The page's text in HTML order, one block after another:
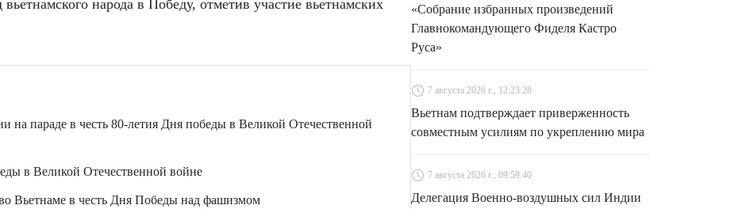
народа в Победу, отметив участие вьетнамских
на параде в честь 80-летия Дня победы в Великой Отечественной
в Великой Отечественной войне
Вьетнаме в честь Дня Победы над фашизмом
«Собрание избранных произведений
Главнокомандующего Фиделя Кастро
Руса»
7 августа 2026 г., 12:23:28
Вьетнам подтверждает приверженность
совместным усилиям по укреплению мира
7 августа 2026 г., 09:59:40
Делегация Военно-воздушных сил Индии